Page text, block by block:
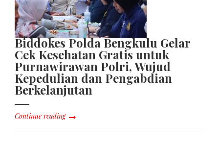
Biddokes Polda Bengkulu Gelar
Cek Kesehatan Gratis untuk
Purnawirawan Polri, Wujud
Kepedulian dan Pengabdian
Berkelanjutan
Continue reading